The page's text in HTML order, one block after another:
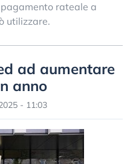
rateale a
utilizzare.
ad aumentare
anno
- 11:03